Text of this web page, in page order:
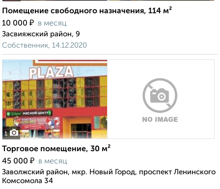
Помещение свободного назначения, 114 м²
10 000 ₽ в месяц
Засвияжский район, 9
Собственник, 14.12.2020
1
Торговое помещение, 30 м²
45 000 ₽ в месяц
Заволжский район, мкр. Новый Город, проспект Ленинского
Комсомола 34